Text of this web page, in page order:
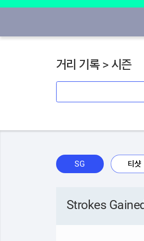
거리 기록 > 시즌
SG 티샷
Strokes